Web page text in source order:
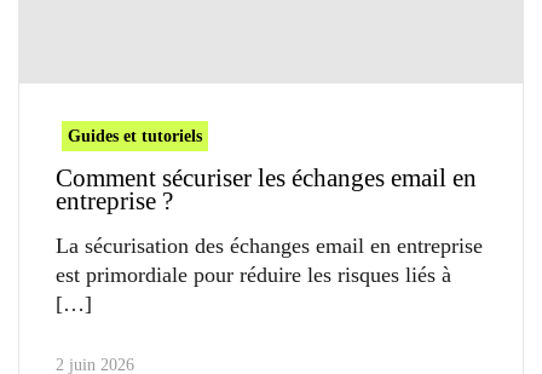
Guides et tutoriels
Comment sécuriser les échanges email en
entreprise ?
La sécurisation des échanges email en entreprise
est primordiale pour réduire les risques liés à
2 juin 2026